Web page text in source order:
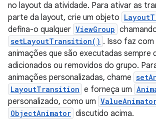
no layout da atividade. Para ativar as
parte da layout, crie um objeto
defina-o qualquer ViewGroup
setLayoutTransition() . Isso faz
animações que são executadas sempre
adicionados ou removidos do grupo.
animações personalizadas, chame
LayoutTransition e forneça um
personalizado, como um
ObjectAnimator discutido acima.